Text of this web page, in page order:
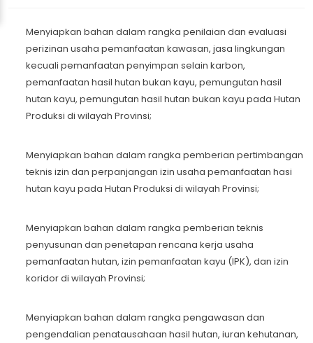
Menyiapkan bahan dalam rangka penilaian dan evaluasi
perizinan usaha pemanfaatan kawasan, jasa lingkungan
kecuali pemanfaatan penyimpan selain karbon,
pemanfaatan hasil hutan bukan kayu, pemungutan hasil
hutan kayu, pemungutan hasil hutan bukan kayu pada Hutan
Produksi di wilayah Provinsi;
Menyiapkan bahan dalam rangka pemberian pertimbangan
teknis izin dan perpanjangan izin usaha pemanfaatan hasi
hutan kayu pada Hutan Produksi di wilayah Provinsi;
Menyiapkan bahan dalam rangka pemberian teknis
penyusunan dan penetapan rencana kerja usaha
pemanfaatan hutan, izin pemanfaatan kayu (IPK), dan izin
koridor di wilayah Provinsi;
Menyiapkan bahan dalam rangka pengawasan dan
pengendalian penatausahaan hasil hutan, iuran kehutanan,